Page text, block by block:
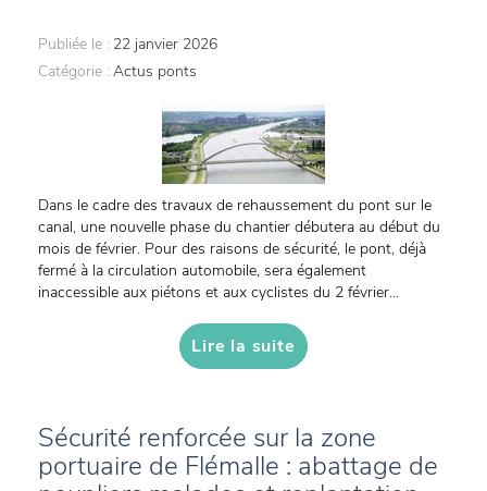
Publiée le : 22 janvier 2026
Catégorie : Actus ponts
Dans le cadre des travaux de rehaussement du pont sur le
canal, une nouvelle phase du chantier débutera au début du
mois de février. Pour des raisons de sécurité, le pont, déjà
fermé à la circulation automobile, sera également
inaccessible aux piétons et aux cyclistes du 2 février...
Lire la suite
Sécurité renforcée sur la zone
portuaire de Flémalle : abattage de